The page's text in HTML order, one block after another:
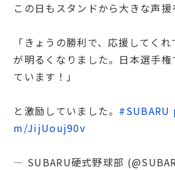
この日もスタンドから大きな声援
「きょうの勝利で、応援してく
が明るくなりました。日本選手権
ています！」
と激励していました。 #SUBARU
m/JijUouj90v
— SUBARU硬式野球部